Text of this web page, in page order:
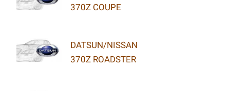
370Z COUPE
DATSUN/NISSAN
370Z ROADSTER